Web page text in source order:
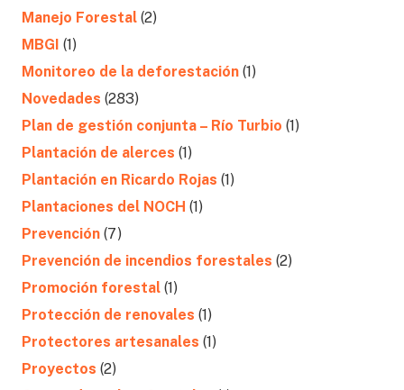
Manejo Forestal (2)
MBGI (1)
Monitoreo de la deforestación (1)
Novedades (283)
Plan de gestión conjunta – Río Turbio (1)
Plantación de alerces (1)
Plantación en Ricardo Rojas (1)
Plantaciones del NOCH (1)
Prevención (7)
Prevención de incendios forestales (2)
Promoción forestal (1)
Protección de renovales (1)
Protectores artesanales (1)
Proyectos (2)